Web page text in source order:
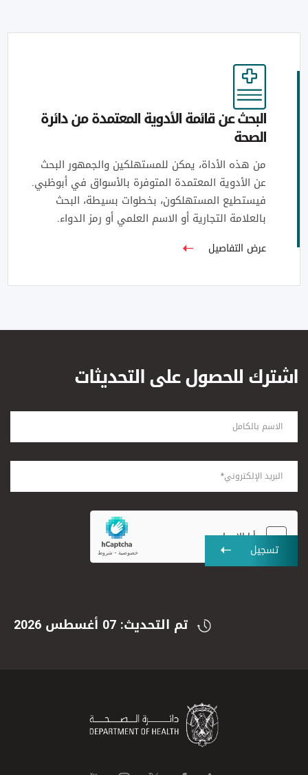
البحث عن قائمة الأدوية المعتمدة من دائرة
الصحة
من هذه الأداة، يمكن للمستهلكين والجمهور البحث
عن الأدوية المعتمدة المتوفرة بالأسواق في أبوظبي.
فيستطيع المستهلكون، بخطوات بسيطة، البحث
بالعلامة التجارية أو الاسم العلمي أو رمز الدواء.
عرض التفاصيل
اشترك للحصول على التحديثات
تسجيل
تم التحديث: 07 أغسطس 2026